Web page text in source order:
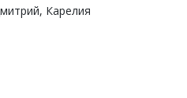
Карелия